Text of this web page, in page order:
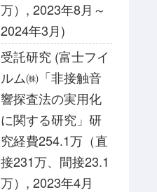
万）, 2023年8月～
2024年3月)
受託研究 (富士フイ
ルム㈱「非接触音
響探査法の実用化
に関する研究」研
究経費254.1万（直
接231万、間接23.1
万）, 2023年4月